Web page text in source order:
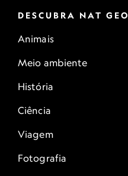
DESCUBRA NAT GEO
Animais
Meio ambiente
História
Ciência
Viagem
Fotografia